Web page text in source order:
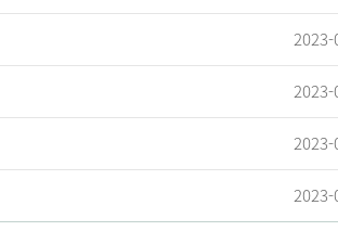
2023-
2023-
2023-